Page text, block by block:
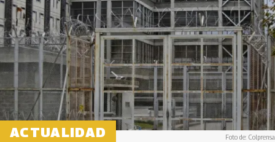
ACTUALIDAD Foto de: Colprensa